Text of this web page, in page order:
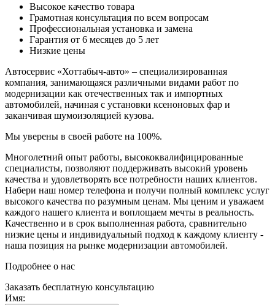
Высокое качество товара
Грамотная консультация по всем вопросам
Профессиональная установка и замена
Гарантия от 6 месяцев до 5 лет
Низкие цены
Автосервис «Хоттабыч-авто» – специализированная
компания, занимающаяся различными видами работ по
модернизации как отечественных так и импортных
автомобилей, начиная с установки ксеноновых фар и
заканчивая шумоизоляцией кузова.
Мы уверены в своей работе на 100%.
Многолетний опыт работы, высококвалифицированные
специалисты, позволяют поддерживать высокий уровень
качества и удовлетворять все потребности наших клиентов.
Набери наш номер телефона и получи полный комплекс услуг
высокого качества по разумным ценам. Мы ценим и уважаем
каждого нашего клиента и воплощаем мечты в реальность.
Качественно и в срок выполненная работа, сравнительно
низкие цены и индивидуальный подход к каждому клиенту -
наша позиция на рынке модернизации автомобилей.
Подробнее о нас
Заказать бесплатную консультацию
Имя: